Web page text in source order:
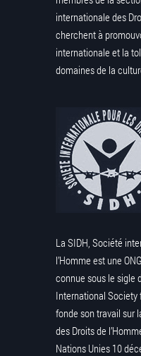
internationale des
cherchent à
internationale et la
domaines de la
La SIDH, Société
l’Homme est une
connue sous le sigle
International Society
fonde son travail sur
des Droits de
Nations Unies 10